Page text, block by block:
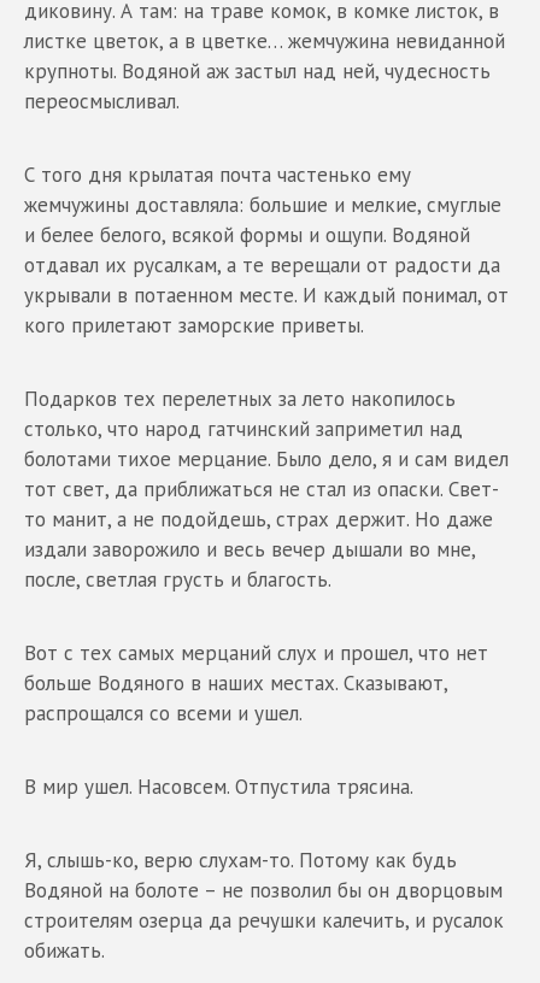
диковину. А там: на траве комок, в комке листок, в
листке цветок, а в цветке… жемчужина невиданной
крупноты. Водяной аж застыл над ней, чудесность
переосмысливал.
С того дня крылатая почта частенько ему
жемчужины доставляла: большие и мелкие, смуглые
и белее белого, всякой формы и ощупи. Водяной
отдавал их русалкам, а те верещали от радости да
укрывали в потаенном месте. И каждый понимал, от
кого прилетают заморские приветы.
Подарков тех перелетных за лето накопилось
столько, что народ гатчинский заприметил над
болотами тихое мерцание. Было дело, я и сам видел
тот свет, да приближаться не стал из опаски. Свет-
то манит, а не подойдешь, страх держит. Но даже
издали заворожило и весь вечер дышали во мне,
после, светлая грусть и благость.
Вот с тех самых мерцаний слух и прошел, что нет
больше Водяного в наших местах. Сказывают,
распрощался со всеми и ушел.
В мир ушел. Насовсем. Отпустила трясина.
Я, слышь-ко, верю слухам-то. Потому как будь
Водяной на болоте – не позволил бы он дворцовым
строителям озерца да речушки калечить, и русалок
обижать.